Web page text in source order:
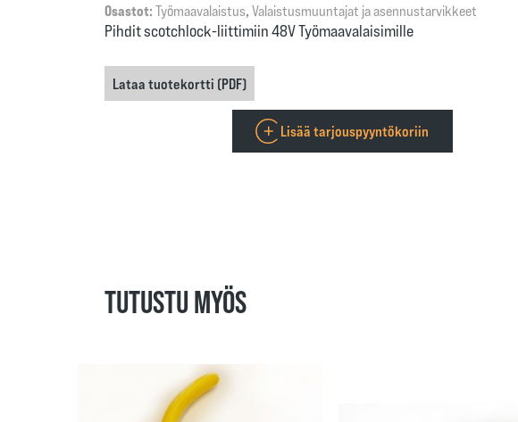
Pihdit scotchlock-liittimiin 48V Työmaavalaisimille
Lisää tarjouspyyntökoriin
Osastot: Työmaavalaistus, Valaistusmuuntajat ja asennustarvikkeet
Lataa tuotekortti (PDF)
TUTUSTU MYÖS